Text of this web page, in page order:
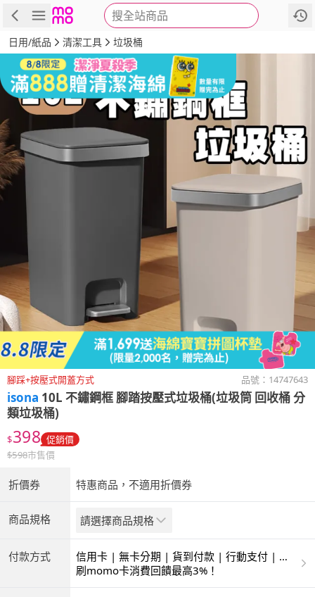
搜全站商品
商品 評價 詳情
日用/紙品 清潔工具 垃圾桶
腳踩+按壓式開蓋方式 品號： 14747643
isona 10L 不鏽鋼框 腳踏按壓式垃圾桶(垃圾筒 回收桶 分
類垃圾桶)
$398 促銷價
$598市售價
折價券 特惠商品，不適用折價券
商品規格 請選擇商品規格
付款方式
信用卡 | 無卡分期 | 貨到付款 | 行動支付 | 超
商付款 | ATM | 銀聯卡
刷momo卡消費回饋最高3%！